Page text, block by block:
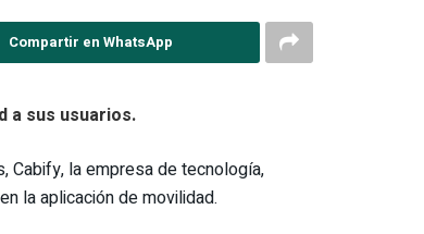
Compartir en WhatsApp
a sus usuarios.
Cabify, la empresa de tecnología,
la aplicación de movilidad.